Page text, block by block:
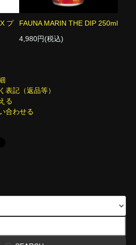
プ
FAUNA MARIN THE DIP 250ml
4,980円(税込)
表記（返品等）
る
合わせる